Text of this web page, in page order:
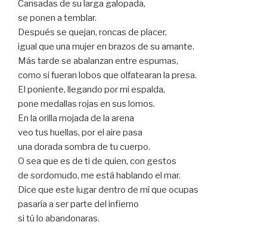
Cansadas de su larga galopada,
se ponen a temblar.
Después se quejan, roncas de placer,
igual que una mujer en brazos de su amante.
Más tarde se abalanzan entre espumas,
como si fueran lobos que olfatearan la presa.
El poniente, llegando por mi espalda,
pone medallas rojas en sus lomos.
En la orilla mojada de la arena
veo tus huellas, por el aire pasa
una dorada sombra de tu cuerpo.
O sea que es de ti de quien, con gestos
de sordomudo, me está hablando el mar.
Dice que este lugar dentro de mí que ocupas
pasaría a ser parte del infierno
si tú lo abandonaras.